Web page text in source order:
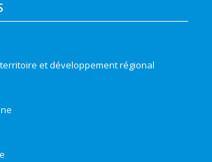
et développement régional